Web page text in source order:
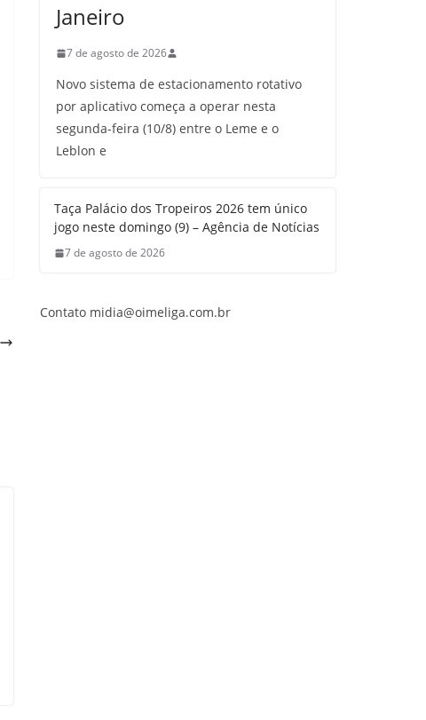
Janeiro
7 de agosto de 2026
Novo sistema de estacionamento rotativo
por aplicativo começa a operar nesta
segunda-feira (10/8) entre o Leme e o
Leblon e
Taça Palácio dos Tropeiros 2026 tem único
jogo neste domingo (9) – Agência de Notícias
7 de agosto de 2026
Contato midia@oimeliga.com.br